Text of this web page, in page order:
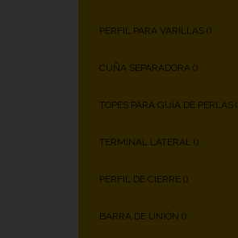
PERFIL PARA VARILLAS ()
CUÑA SEPARADORA ()
TOPES PARA GUÍA DE PERLAS (
TERMINAL LATERAL ()
PERFIL DE CIERRE ()
BARRA DE UNIÓN ()